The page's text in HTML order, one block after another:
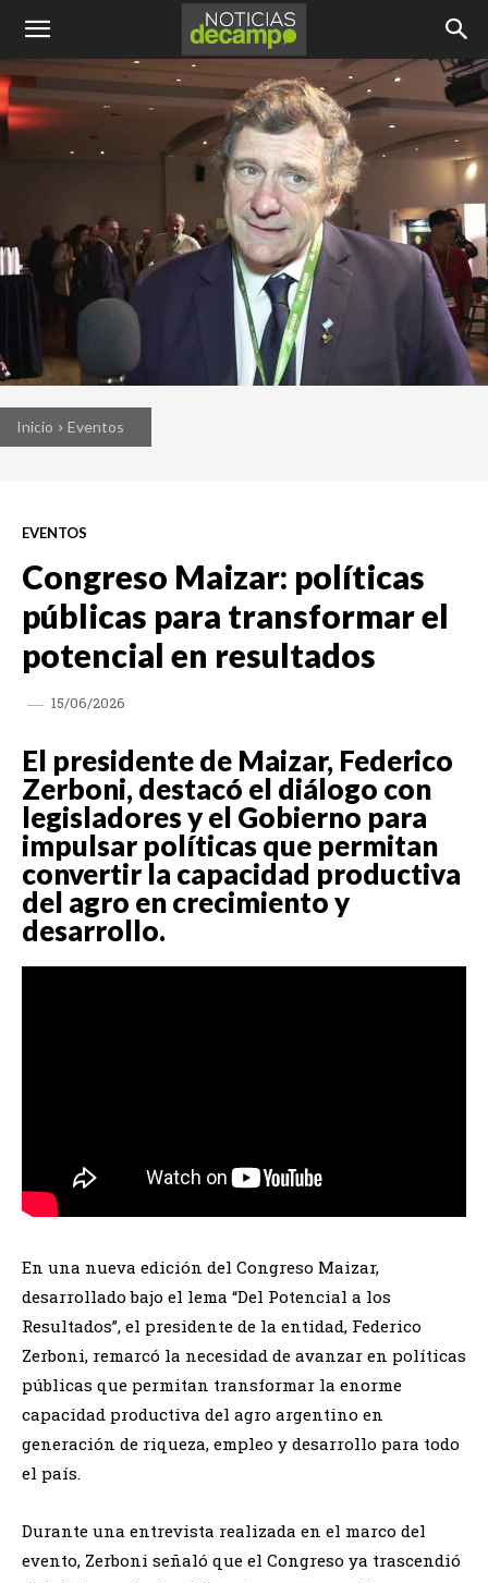
Inicio Eventos
EVENTOS
Congreso Maizar: políticas
públicas para transformar el
potencial en resultados
15/06/2026
El presidente de Maizar, Federico
Zerboni, destacó el diálogo con
legisladores y el Gobierno para
impulsar políticas que permitan
convertir la capacidad productiva
del agro en crecimiento y
desarrollo.
En una nueva edición del Congreso Maizar,
desarrollado bajo el lema “Del Potencial a los
Resultados”, el presidente de la entidad, Federico
Zerboni, remarcó la necesidad de avanzar en políticas
públicas que permitan transformar la enorme
capacidad productiva del agro argentino en
generación de riqueza, empleo y desarrollo para todo
el país.
Durante una entrevista realizada en el marco del
evento, Zerboni señaló que el Congreso ya trascendió